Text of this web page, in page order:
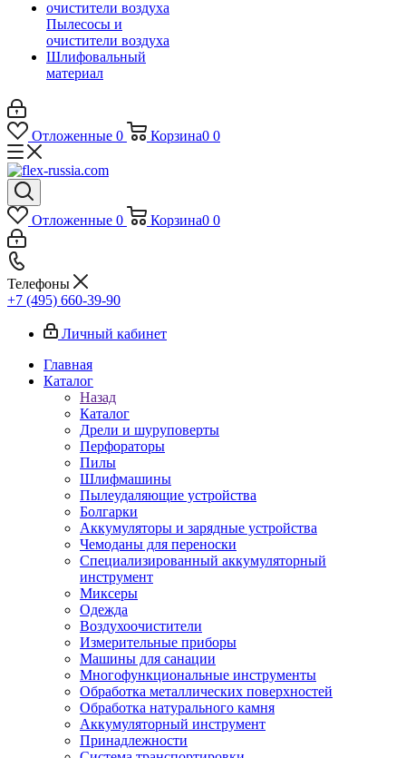
Пылесосы и
очистители воздуха
Шлифовальный
материал
Отложенные 0 Корзина0 0
Отложенные 0 Корзина0 0
Телефоны
+7 (495) 660-39-90
Личный кабинет
Главная
Каталог
Назад
Каталог
Дрели и шуруповерты
Перфораторы
Пилы
Шлифмашины
Пылеудаляющие устройства
Болгарки
Аккумуляторы и зарядные устройства
Чемоданы для переноски
Специализированный аккумуляторный
инструмент
Миксеры
Одежда
Воздухоочистители
Измерительные приборы
Машины для санации
Многофункциональные инструменты
Обработка металлических поверхностей
Обработка натурального камня
Аккумуляторный инструмент
Принадлежности